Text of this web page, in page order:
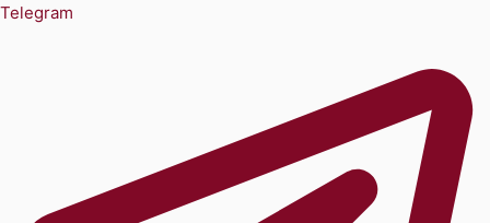
Telegram